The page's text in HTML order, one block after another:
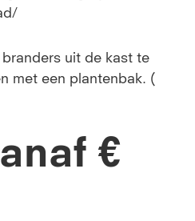
uit de kast te
met een plantenbak. (
€